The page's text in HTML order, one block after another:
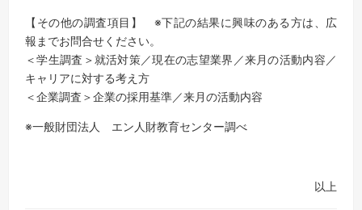
【その他の調査項目】 ※下記の結果に興味のある方は、広
報までお問合せください。
＜学生調査＞就活対策／現在の志望業界／来月の活動内容／
キャリアに対する考え方
＜企業調査＞企業の採用基準／来月の活動内容
※一般財団法人 エン人財教育センター調べ
以上